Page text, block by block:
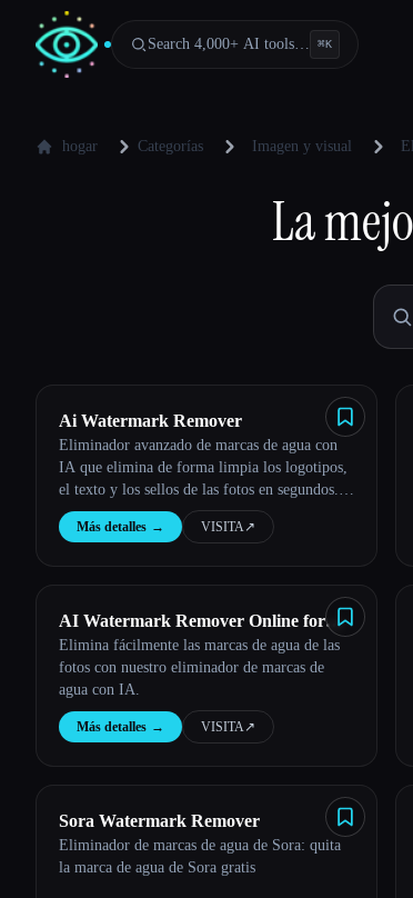
Search 4,000+ AI tools… ⌘K
hogar Categorías Imagen y visual
La
Ai Watermark Remover
Eliminador avanzado de marcas de agua con
IA que elimina de forma limpia los logotipos,
el texto y los sellos de las fotos en segundos.
De uso gratuito con resultados de calidad
profesional.
Más detalles → VISITA↗︎
AI Watermark Remover Online for
Free
Elimina fácilmente las marcas de agua de las
fotos con nuestro eliminador de marcas de
agua con IA.
Más detalles → VISITA↗︎
Sora Watermark Remover
Eliminador de marcas de agua de Sora: quita
la marca de agua de Sora gratis